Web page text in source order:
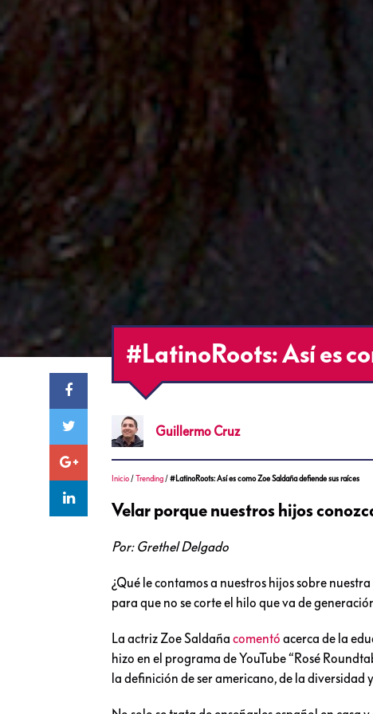
#LatinoRoots: Así es
Guillermo Cruz
Inicio /Trending /#LatinoRoots: Así es como Zoe Saldaña defiende sus raíces
Velar porque nuestros hijos
Por: Grethel Delgado
¿Qué le contamos a nuestros hijos sobre
para que no se corte el hilo que va de
La actriz Zoe Saldañacomentó acerca de la
hizo en el programa de YouTube “Rosé
la definición de ser americano, de la diversidad